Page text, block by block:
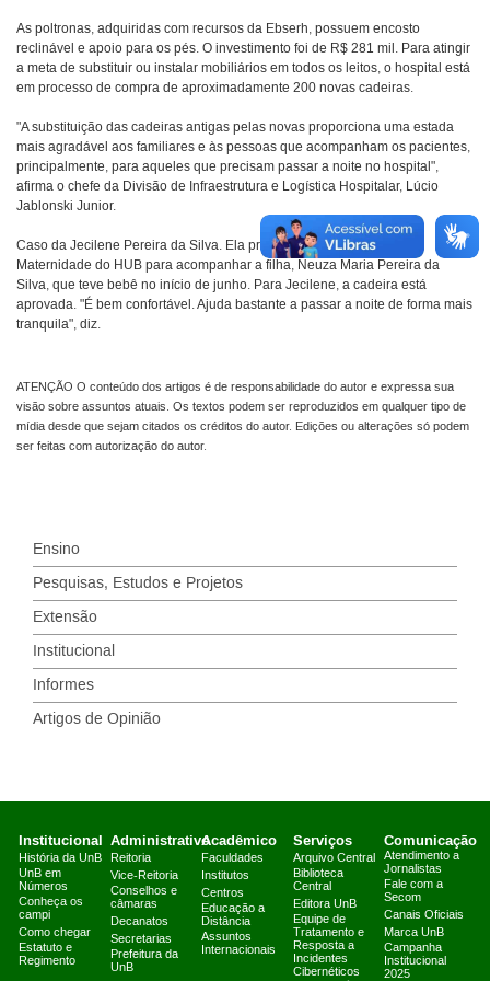
As poltronas, adquiridas com recursos da Ebserh, possuem encosto
reclinável e apoio para os pés. O investimento foi de R$ 281 mil. Para atingir
a meta de substituir ou instalar mobiliários em todos os leitos, o hospital está
em processo de compra de aproximadamente 200 novas cadeiras.
"A substituição das cadeiras antigas pelas novas proporciona uma estada
mais agradável aos familiares e às pessoas que acompanham os pacientes,
principalmente, para aqueles que precisam passar a noite no hospital",
afirma o chefe da Divisão de Infraestrutura e Logística Hospitalar, Lúcio
Jablonski Junior.
Caso da Jecilene Pereira da Silva. Ela precisou ficar dois dias na
Maternidade do HUB para acompanhar a filha, Neuza Maria Pereira da
Silva, que teve bebê no início de junho. Para Jecilene, a cadeira está
aprovada. "É bem confortável. Ajuda bastante a passar a noite de forma mais
tranquila", diz.
ATENÇÃO O conteúdo dos artigos é de responsabilidade do autor e expressa sua
visão sobre assuntos atuais. Os textos podem ser reproduzidos em qualquer tipo de
mídia desde que sejam citados os créditos do autor. Edições ou alterações só podem
ser feitas com autorização do autor.
Ensino
Pesquisas, Estudos e Projetos
Extensão
Institucional
Informes
Artigos de Opinião
Institucional
História da UnB
UnB em
Números
Conheça os
campi
Como chegar
Estatuto e
Regimento
Administrativo
Reitoria
Vice-Reitoria
Conselhos e
câmaras
Decanatos
Secretarias
Prefeitura da
UnB
Acadêmico
Faculdades
Institutos
Centros
Educação a
Distância
Assuntos
Internacionais
Serviços
Arquivo Central
Biblioteca
Central
Editora UnB
Equipe de
Tratamento e
Resposta a
Incidentes
Cibernéticos
Comunicação
Atendimento a
Jornalistas
Fale com a
Secom
Canais Oficiais
Marca UnB
Campanha
Institucional
2025